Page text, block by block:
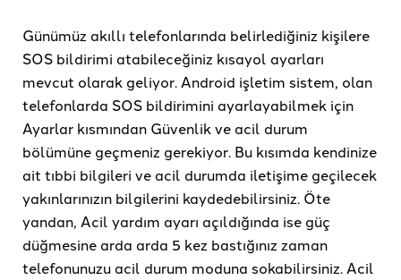
Günümüz akıllı telefonlarında belirlediğiniz kişilere
SOS bildirimi atabileceğiniz kısayol ayarları
mevcut olarak geliyor. Android işletim sistem, olan
telefonlarda SOS bildirimini ayarlayabilmek için
Ayarlar kısmından Güvenlik ve acil durum
bölümüne geçmeniz gerekiyor. Bu kısımda kendinize
ait tıbbi bilgileri ve acil durumda iletişime geçilecek
yakınlarınızın bilgilerini kaydedebilirsiniz. Öte
yandan, Acil yardım ayarı açıldığında ise güç
düğmesine arda arda 5 kez bastığınız zaman
telefonunuzu acil durum moduna sokabilirsiniz. Acil